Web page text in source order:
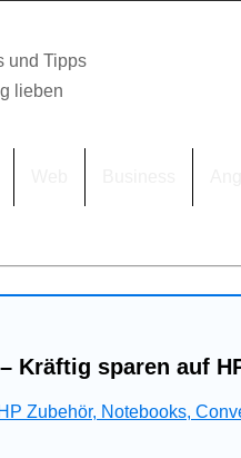
und Tipps
lieben
Kräftig sparen auf
Zubehör, Notebooks,